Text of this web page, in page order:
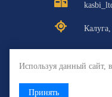
Используя данный сайт,
Принять